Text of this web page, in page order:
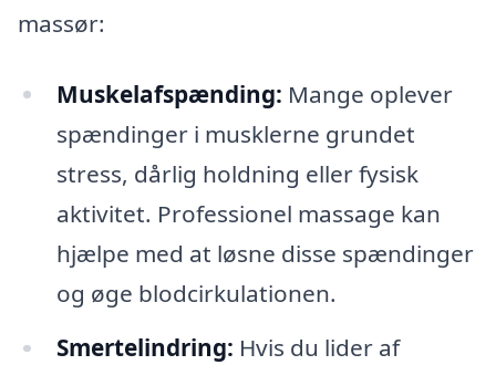
massør:
Muskelafspænding: Mange oplever
spændinger i musklerne grundet
stress, dårlig holdning eller fysisk
aktivitet. Professionel massage kan
hjælpe med at løsne disse spændinger
og øge blodcirkulationen.
Smertelindring: Hvis du lider af